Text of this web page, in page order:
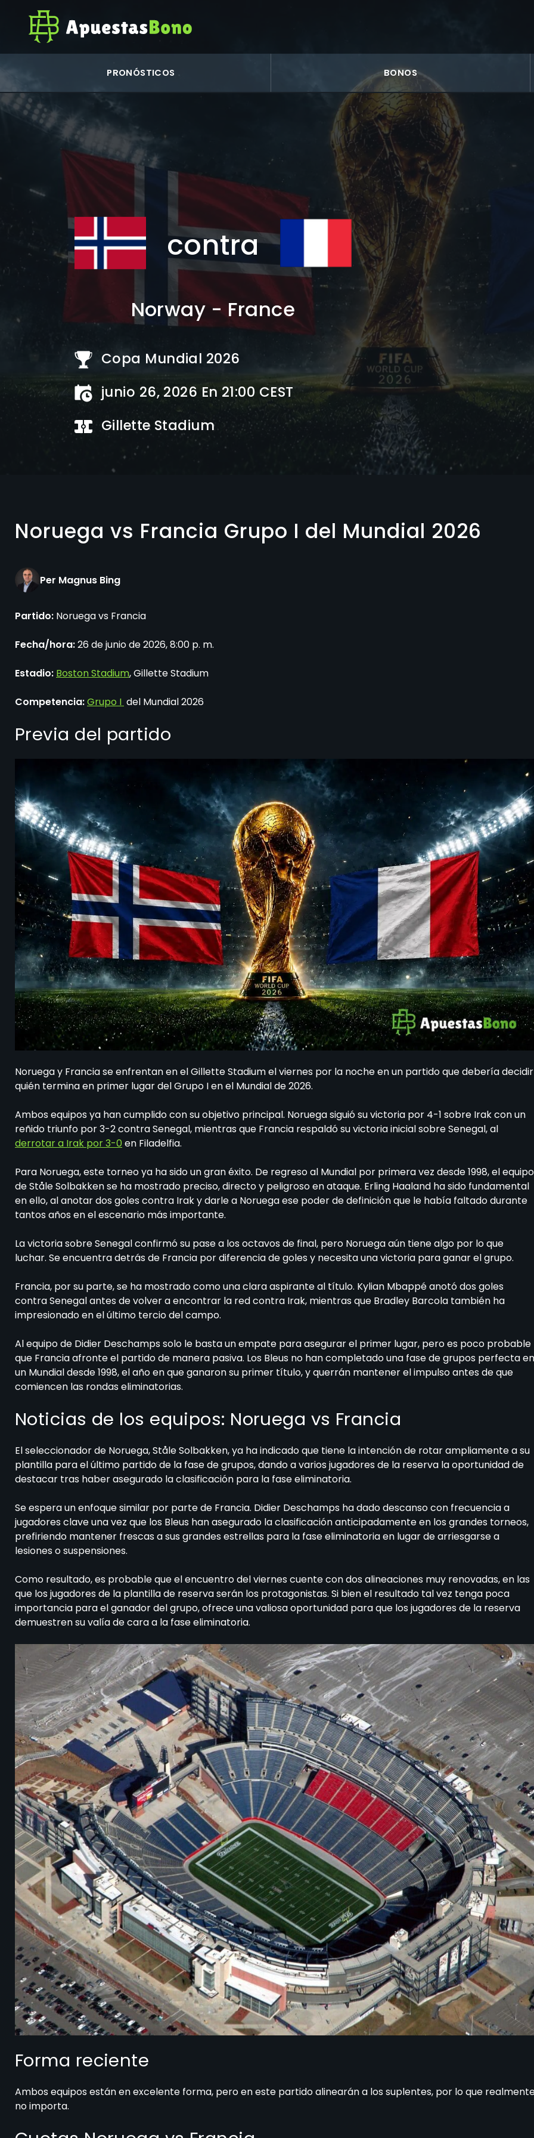
PRONÓSTICOS BONOS
contra
Norway - France
Copa Mundial 2026
junio 26, 2026 En 21:00 CEST
Gillette Stadium
Noruega vs Francia Grupo I del Mundial 2026
Per Magnus Bing
Partido: Noruega vs Francia
Fecha/hora:26 de junio de 2026, 8:00 p. m.
Estadio: Boston Stadium,Gillette Stadium
Competencia:Grupo I del Mundial 2026
Previa del partido
Noruega y Francia se enfrentan en el Gillette Stadium el viernes por la noche en un partido que debería decidir
quién termina en primer lugar del Grupo I en el Mundial de 2026.
Ambos equipos ya han cumplido con su objetivo principal. Noruega siguió su victoria por 4-1 sobre Irak con un
reñido triunfo por 3-2 contra Senegal, mientras que Francia respaldó su victoria inicial sobre Senegal, al
derrotar a Irak por 3-0en Filadelfia.
Para Noruega, este torneo ya ha sido un gran éxito. De regreso al Mundial por primera vez desde 1998, el equipo
de Ståle Solbakken se ha mostrado preciso, directo y peligroso en ataque. Erling Haaland ha sido fundamental
en ello, al anotar dos goles contra Irak y darle a Noruega ese poder de definición que le había faltado durante
tantos años en el escenario más importante.
La victoria sobre Senegal confirmó su pase a los octavos de final, pero Noruega aún tiene algo por lo que
luchar. Se encuentra detrás de Francia por diferencia de goles y necesita una victoria para ganar el grupo.
Francia, por su parte, se ha mostrado como una clara aspirante al título. Kylian Mbappé anotó dos goles
contra Senegal antes de volver a encontrar la red contra Irak, mientras que Bradley Barcola también ha
impresionado en el último tercio del campo.
Al equipo de Didier Deschamps solo le basta un empate para asegurar el primer lugar, pero es poco probable
que Francia afronte el partido de manera pasiva. Los Bleus no han completado una fase de grupos perfecta en
un Mundial desde 1998, el año en que ganaron su primer título, y querrán mantener el impulso antes de que
comiencen las rondas eliminatorias.
Noticias de los equipos: Noruega vs Francia
El seleccionador de Noruega, Ståle Solbakken, ya ha indicado que tiene la intención de rotar ampliamente a su
plantilla para el último partido de la fase de grupos, dando a varios jugadores de la reserva la oportunidad de
destacar tras haber asegurado la clasificación para la fase eliminatoria.
Se espera un enfoque similar por parte de Francia. Didier Deschamps ha dado descanso con frecuencia a
jugadores clave una vez que los Bleus han asegurado la clasificación anticipadamente en los grandes torneos,
prefiriendo mantener frescas a sus grandes estrellas para la fase eliminatoria en lugar de arriesgarse a
lesiones o suspensiones.
Como resultado, es probable que el encuentro del viernes cuente con dos alineaciones muy renovadas, en las
que los jugadores de la plantilla de reserva serán los protagonistas. Si bien el resultado tal vez tenga poca
importancia para el ganador del grupo, ofrece una valiosa oportunidad para que los jugadores de la reserva
demuestren su valía de cara a la fase eliminatoria.
Forma reciente
Ambos equipos están en excelente forma, pero en este partido alinearán a los suplentes, por lo que
no importa.